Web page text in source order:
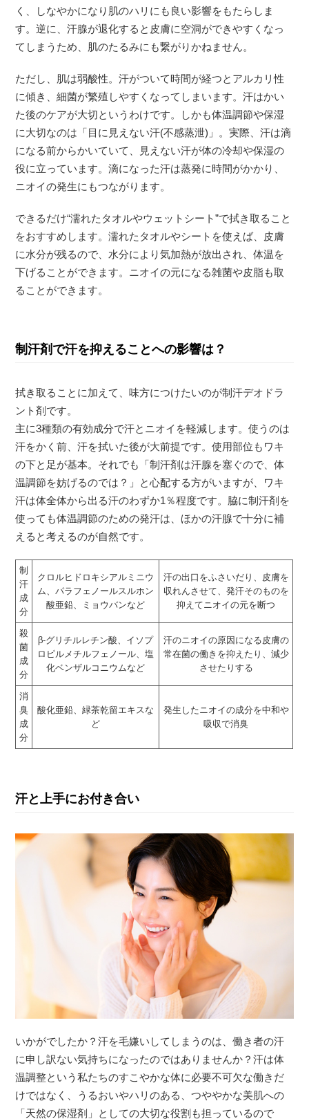
く、しなやかになり肌のハリにも良い影響をもたらしま
す。逆に、汗腺が退化すると皮膚に空洞ができやすくなっ
てしまうため、肌のたるみにも繋がりかねません。
ただし、肌は弱酸性。汗がついて時間が経つとアルカリ性
に傾き、細菌が繁殖しやすくなってしまいます。汗はかい
た後のケアが大切というわけです。しかも体温調節や保湿
に大切なのは「目に見えない汗(不感蒸泄)」。実際、汗は滴
になる前からかいていて、見えない汗が体の冷却や保湿の
役に立っています。滴になった汗は蒸発に時間がかかり、
ニオイの発生にもつながります。
できるだけ“濡れたタオルやウェットシート”で拭き取ること
をおすすめします。濡れたタオルやシートを使えば、皮膚
に水分が残るので、水分により気加熱が放出され、体温を
下げることができます。ニオイの元になる雑菌や皮脂も取
ることができます。
制汗剤で汗を抑えることへの影響は？
拭き取ることに加えて、味方につけたいのが制汗デオドラ
ント剤です。
主に3種類の有効成分で汗とニオイを軽減します。使うのは
汗をかく前、汗を拭いた後が大前提です。使用部位もワキ
の下と足が基本。それでも「制汗剤は汗腺を塞ぐので、体
温調節を妨げるのでは？」と心配する方がいますが、ワキ
汗は体全体から出る汗のわずか1％程度です。脇に制汗剤を
使っても体温調節のための発汗は、ほかの汗腺で十分に補
えると考えるのが自然です。
制
汗
成
分
クロルヒドロキシアルミニウ
ム、パラフェノールスルホン
酸亜鉛、ミョウバンなど
汗の出口をふさいだり、皮膚を
収れんさせて、発汗そのものを
抑えてニオイの元を断つ
殺
菌
成
分
β-グリチルレチン酸、イソプ
ロピルメチルフェノール、塩
化ベンザルコニウムなど
汗のニオイの原因になる皮膚の
常在菌の働きを抑えたり、減少
させたりする
消
臭
成
分
酸化亜鉛、緑茶乾留エキスな
ど
発生したニオイの成分を中和や
吸収で消臭
汗と上手にお付き合い
いかがでしたか？汗を毛嫌いしてしまうのは、働き者の汗
に申し訳ない気持ちになったのではありませんか？汗は体
温調整という私たちのすこやかな体に必要不可欠な働きだ
けではなく、うるおいやハリのある、つややかな美肌への
「天然の保湿剤」としての大切な役割も担っているので